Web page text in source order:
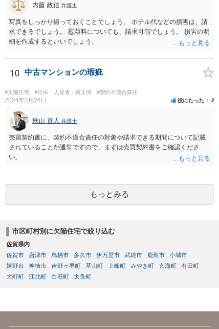
内藤 政信 弁護士
写真をしっかり撮っておくことでしょう。 ホテル代などの損害は、請
求できるでしょう。 慰藉料についても、請求可能でしょう。 損害の明
細を作成するといいでしょう。
10 中古マンションの瑕疵
#欠陥住宅 #住民・入居者・買主側 #契約不適合責任
2024年2月26日 役にたった 2
秋山 直人 弁護士
売買契約書に、契約不適合責任の対象や請求できる期間について記載
されていることが通常ですので、まずは売買契約書をご確認くださ
い。
もっとみる
市区町村別に欠陥住宅で絞り込む
佐賀県内
佐賀市
唐津市 鳥栖市 多久市 伊万里市 武雄市 鹿島市
小城市
嬉野市
神埼市 吉野ヶ里町 基山町 上峰町 みやき町 玄海町
有田町
大町町
江北町 白石町 太良町